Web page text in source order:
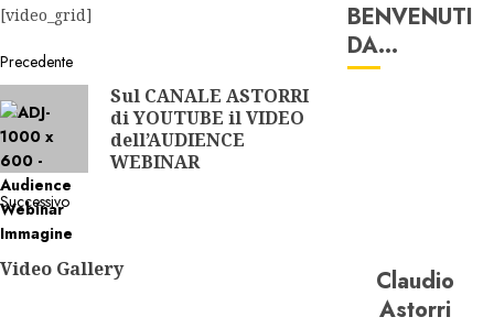
[video_grid]
Navigazione
articolo
Precedente
Articolo
precedente:
Sul CANALE ASTORRI
di YOUTUBE il VIDEO
dell’AUDIENCE
WEBINAR
Successivo
Articolo
successivo:
Video Gallery
BENVENUTI
DA…
Claudio
Astorri